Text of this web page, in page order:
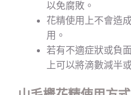
以免腐敗。
花精使用上不會造
用。
若有不適症狀或負
上可以將滴數減半